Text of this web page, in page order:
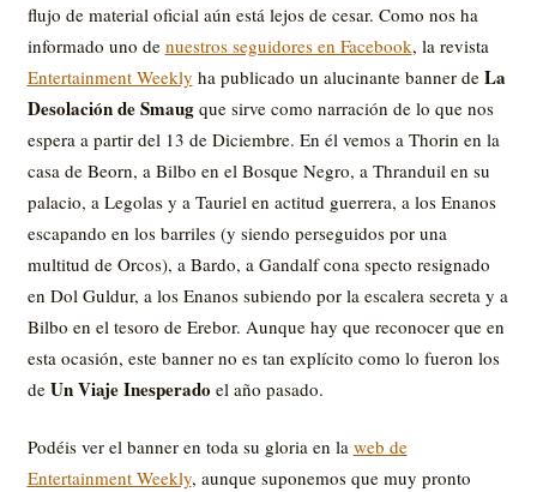
flujo de material oficial aún está lejos de cesar. Como nos ha
informado uno de nuestros seguidores en Facebook, la revista
Entertainment Weekly ha publicado un alucinante banner de La
Desolación de Smaugque sirve como narración de lo que nos
espera a partir del 13 de Diciembre. En él vemos a Thorin en la
casa de Beorn, a Bilbo en el Bosque Negro, a Thranduil en su
palacio, a Legolas y a Tauriel en actitud guerrera, a los Enanos
escapando en los barriles (y siendo perseguidos por una
multitud de Orcos), a Bardo, a Gandalf cona specto resignado
en Dol Guldur, a los Enanos subiendo por la escalera secreta y a
Bilbo en el tesoro de Erebor. Aunque hay que reconocer que en
esta ocasión, este banner no es tan explícito como lo fueron los
de Un Viaje Inesperado el año pasado.
Podéis ver el banner en toda su gloria en la web de
Entertainment Weekly, aunque suponemos que muy pronto